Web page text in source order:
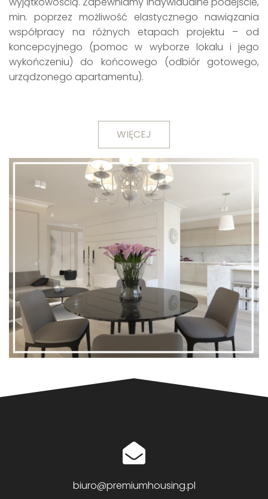
min. poprzez możliwość elastycznego nawiązania
współpracy na różnych etapach projektu – od
koncepcyjnego (pomoc w wyborze lokalu i jego
wykończeniu) do końcowego (odbiór gotowego,
urządzonego apartamentu).
WIĘCEJ
biuro@premiumhousing.pl